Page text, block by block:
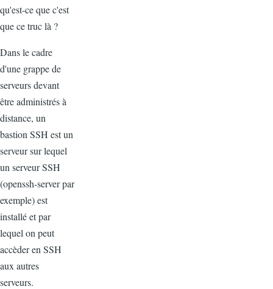
qu'est-ce que c'est
que ce truc là ?
Dans le cadre
d'une grappe de
serveurs devant
être administrés à
distance, un
bastion SSH est un
serveur sur lequel
un serveur SSH
(openssh-server par
exemple) est
installé et par
lequel on peut
accèder en SSH
aux autres
serveurs.